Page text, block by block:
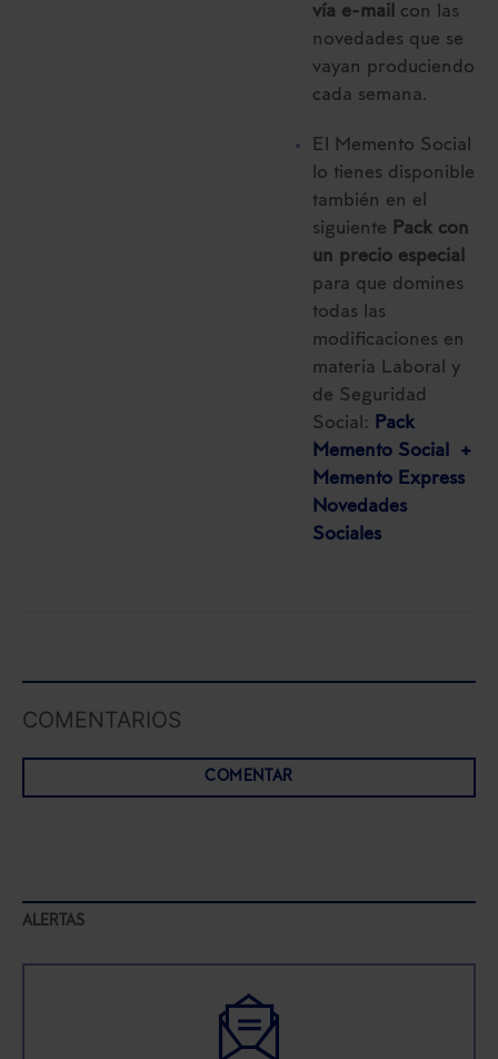
vía e-mail con las
novedades que se
vayan produciendo
cada semana.
El Memento Social
lo tienes disponible
también en el
siguiente Pack con
un precio especial
para que domines
todas las
modificaciones en
materia Laboral y
de Seguridad
Social: Pack
Memento Social +
Memento Express
Novedades
Sociales
COMENTARIOS
COMENTAR
ALERTAS